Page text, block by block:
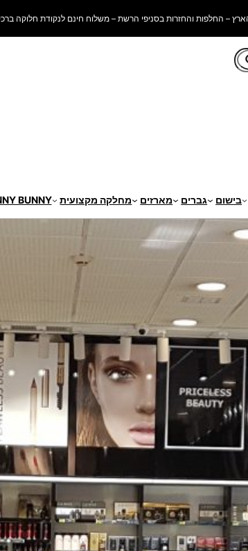
– החלפות והחזרות בסניפי הרשת – משלוח חינם לנקודת חלוקה ברכישה
בישום גברים מארזים מחלקה מקצועית BUNNY